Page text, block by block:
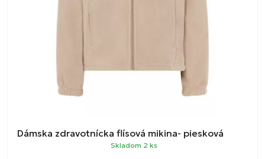
Dámska zdravotnícka flísová mikina- piesková
Skladom 2 ks